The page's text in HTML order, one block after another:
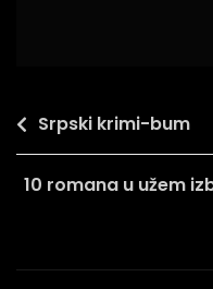
Srpski krimi-bum
10 romana u užem